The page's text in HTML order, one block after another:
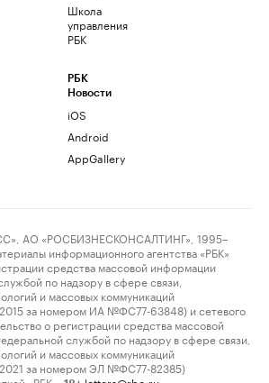
Школа
управления
РБК
РБК
Новости
iOS
Android
AppGallery
АО «РОСБИЗНЕСКОНСАЛТИНГ», 1995–
информационного агентства «РБК»
средства массовой информации
по надзору в сфере связи,
и массовых коммуникаций
за номером ИА №ФС77-63848) и сетевого
о регистрации средства массовой
службой по надзору в сфере связи,
и массовых коммуникаций
за номером ЭЛ №ФС77-82385)